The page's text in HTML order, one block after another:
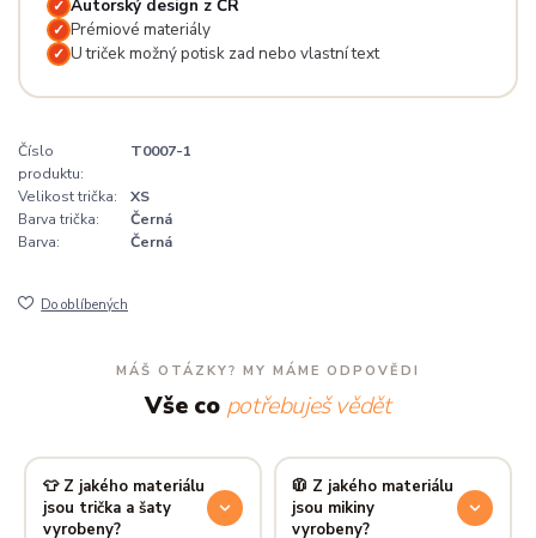
✓ Autorský design z ČR
✓ Prémiové materiály
✓ U triček možný potisk zad nebo vlastní text
Číslo
produktu:
T0007-1
Velikost trička:
XS
Barva trička:
Černá
Barva:
Černá
Do oblíbených
MÁŠ OTÁZKY? MY MÁME ODPOVĚDI
Vše co potřebuješ vědět
👕 Z jakého materiálu
jsou trička a šaty
vyrobeny?
🧥 Z jakého materiálu
jsou mikiny
vyrobeny?